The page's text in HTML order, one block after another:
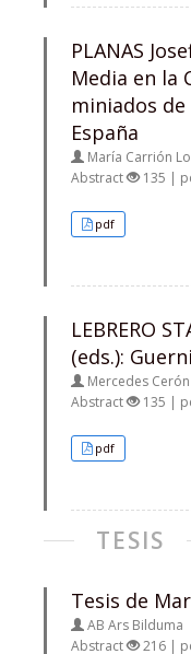
PLANAS
Media en la
miniados
España
María Carrión
Abstract
135 |
pdf
LEBRERO
(eds.):
Mercedes Cerón
Abstract
135 |
pdf
TESIS
Tesis de
AB Ars Bilduma
Abstract
216 |